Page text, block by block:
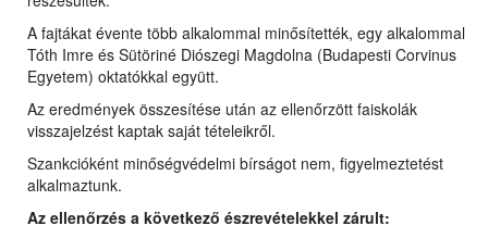
A fajtákat évente több alkalommal minősítették, egy alkalommal
Tóth Imre és Sütöriné Diószegi Magdolna (Budapesti Corvinus
Egyetem) oktatókkal együtt.
Az eredmények összesítése után az ellenőrzött faiskolák
visszajelzést kaptak saját tételeikről.
Szankcióként minőségvédelmi bírságot nem, figyelmeztetést
alkalmaztunk.
Az ellenőrzés a következő észrevételekkel zárult: